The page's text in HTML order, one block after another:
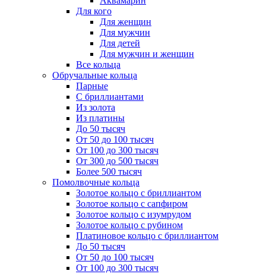
Для кого
Для женщин
Для мужчин
Для детей
Для мужчин и женщин
Все кольца
Обручальные кольца
Парные
С бриллиантами
Из золота
Из платины
До 50 тысяч
От 50 до 100 тысяч
От 100 до 300 тысяч
От 300 до 500 тысяч
Более 500 тысяч
Помолвочные кольца
Золотое кольцо с бриллиантом
Золотое кольцо с сапфиром
Золотое кольцо с изумрудом
Золотое кольцо с рубином
Платиновое кольцо с бриллиантом
До 50 тысяч
От 50 до 100 тысяч
От 100 до 300 тысяч